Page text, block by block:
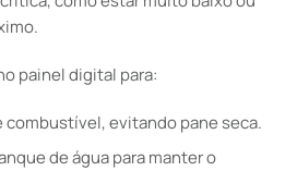
painel digital para:
combustível, evitando pane seca.
de água para manter o